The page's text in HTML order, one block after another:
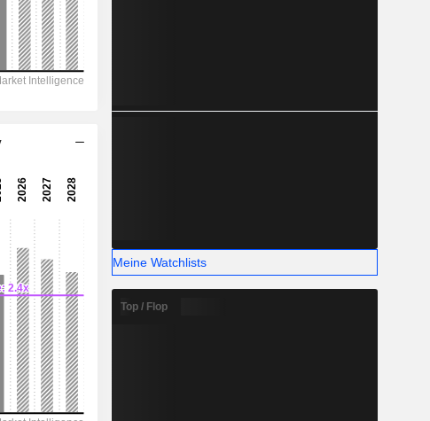
95’857
19’234
15’701
Meine Watchlists
Top / Flop